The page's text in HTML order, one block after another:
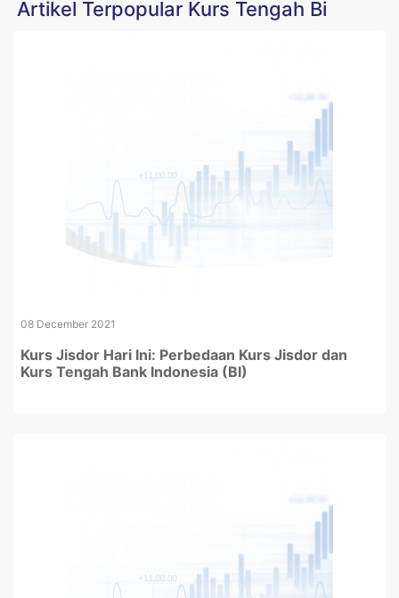
Artikel Terpopular Kurs Tengah Bi
08 December 2021
Kurs Jisdor Hari Ini: Perbedaan Kurs Jisdor dan
Kurs Tengah Bank Indonesia (BI)